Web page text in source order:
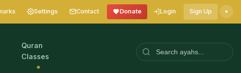
Settings Contact Donate Login Sign Up
Quran
Classes